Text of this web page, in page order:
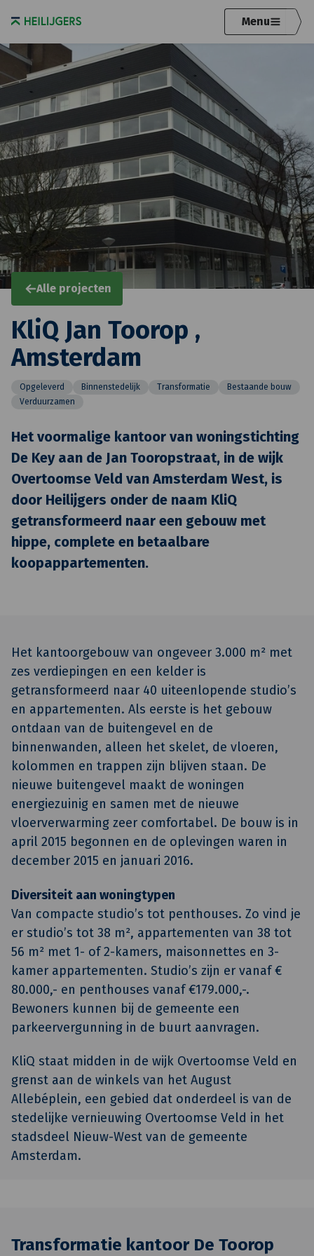
Menu
Alle projecten
KliQ Jan Toorop ,
Amsterdam
Opgeleverd Binnenstedelijk Transformatie
Bestaande bouw
Verduurzamen
Het voormalige kantoor van woningstichting
De Key aan de Jan Tooropstraat, in de wijk
Overtoomse Veld van Amsterdam West, is
door Heilijgers onder de naam KliQ
getransformeerd naar een gebouw met
hippe, complete en betaalbare
koopappartementen.
Het kantoorgebouw van ongeveer 3.000 m² met
zes verdiepingen en een kelder is
getransformeerd naar 40 uiteenlopende studio’s
en appartementen. Als eerste is het gebouw
ontdaan van de buitengevel en de
binnenwanden, alleen het skelet, de vloeren,
kolommen en trappen zijn blijven staan. De
nieuwe buitengevel maakt de woningen
energiezuinig en samen met de nieuwe
vloerverwarming zeer comfortabel. De bouw is in
april 2015 begonnen en de oplevingen waren in
december 2015 en januari 2016.
Diversiteit aan woningtypen
Van compacte studio’s tot penthouses. Zo vind je
er studio’s tot 38 m², appartementen van 38 tot
56 m² met 1- of 2-kamers, maisonnettes en 3-
kamer ­appartementen. Studio’s zijn er vanaf €
80.000,- en penthouses vanaf €179.000,-.
Bewoners kunnen bij de gemeente een
parkeervergunning in de buurt aanvragen.
KliQ staat midden in de wijk Overtoomse Veld en
grenst aan de winkels van het August
Allebéplein, een gebied dat onderdeel is van de
stedelijke vernieuwing Overtoomse Veld in het
stadsdeel Nieuw-West van de gemeente
Amsterdam.
Transformatie kantoor De Toorop